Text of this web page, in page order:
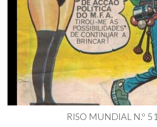
RISO MUNDIAL N.º 51